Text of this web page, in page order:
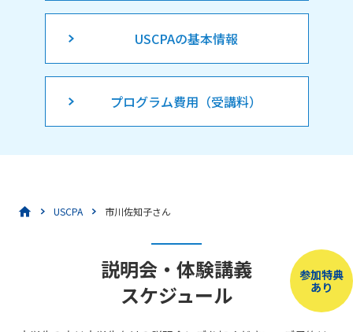
USCPAの基本情報
プログラム費用（受講料）
USCPA 市川佐知子さん
参加特典
あり
説明会・体験講義
スケジュール